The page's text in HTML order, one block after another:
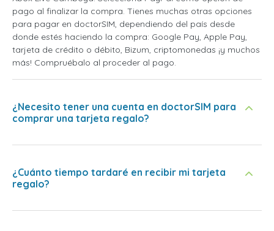
pago al finalizar la compra. Tienes muchas otras opciones
para pagar en doctorSIM, dependiendo del país desde
donde estés haciendo la compra: Google Pay, Apple Pay,
tarjeta de crédito o débito, Bizum, criptomonedas ¡y muchos
más! Compruébalo al proceder al pago.
¿Necesito tener una cuenta en doctorSIM para
comprar una tarjeta regalo?
¿Cuánto tiempo tardaré en recibir mi tarjeta
regalo?